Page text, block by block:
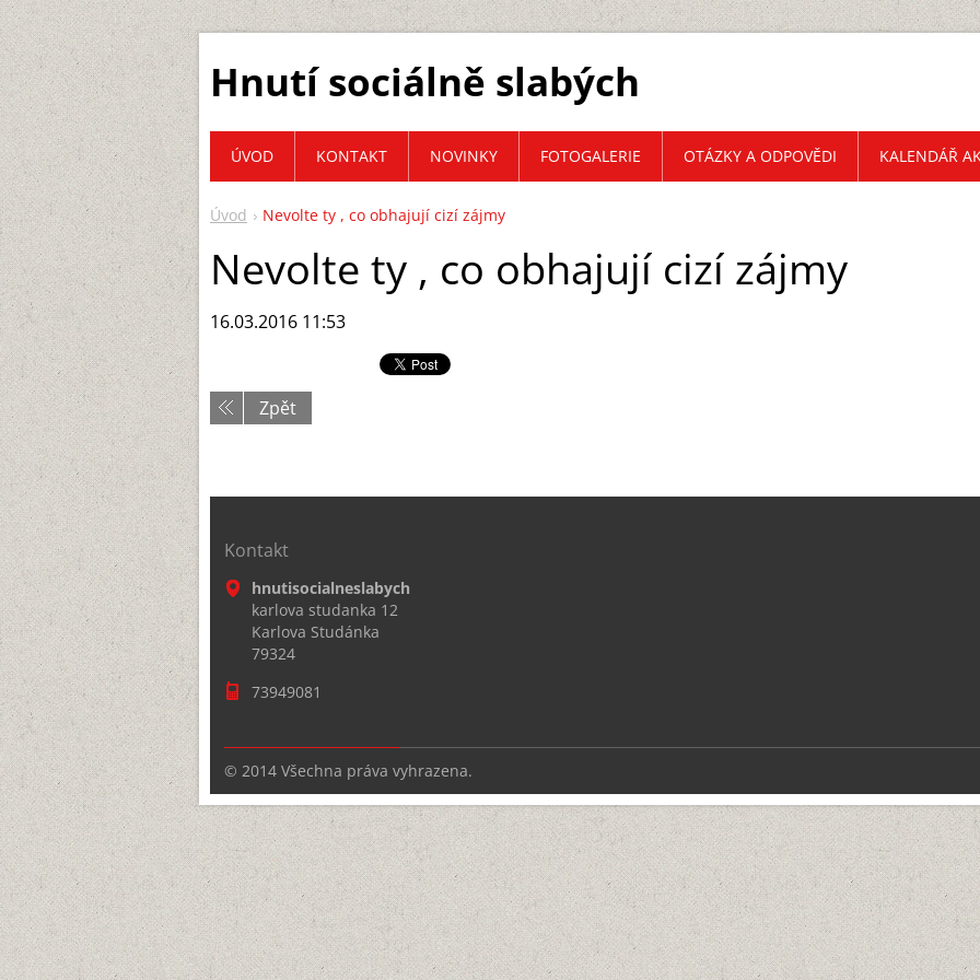
Hnutí sociálně slabých
Úvod Nevolte ty , co obhajují cizí zájmy
Nevolte ty , co obhajují cizí zájmy
16.03.2016 11:53
Zpět
ÚVOD KONTAKT NOVINKY FOTOGALERIE OTÁZKY A ODPOVĚDI KALENDÁŘ
Kontakt
hnutisocialneslabych
karlova studanka 12
Karlova Studánka
79324
73949081
© 2014 Všechna práva vyhrazena.